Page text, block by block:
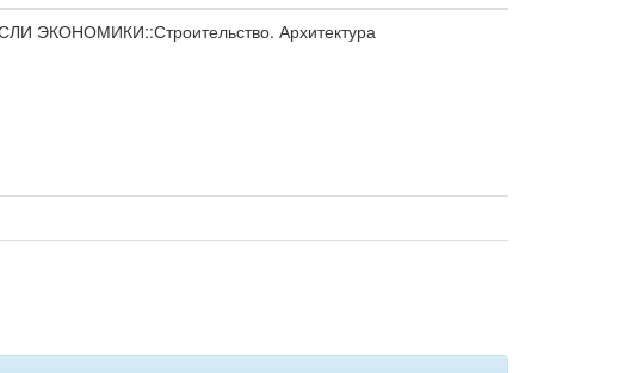
ЭКОНОМИКИ::Строительство. Архитектура